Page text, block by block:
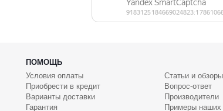
ПОМОЩЬ
Условия оплаты
Приобрести в кредит
Варианты доставки
Гарантия
Статьи и обзоры
Вопрос-ответ
Производители
Примеры наших